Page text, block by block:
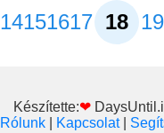
141516171819
Készítette:❤
Rólunk| Kapcsolat|